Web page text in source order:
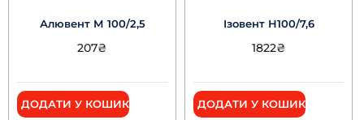
Алювент М 100/2,5
207₴
ДОДАТИ У КОШИК
Ізовент Н100/7,6
1822₴
ДОДАТИ У КОШИК